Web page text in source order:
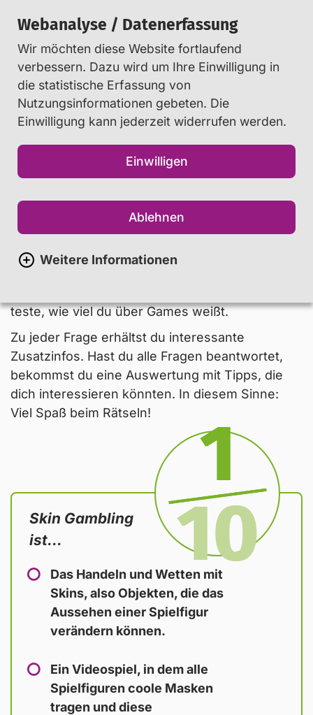
Webanalyse / Datenerfassung
Wir möchten diese Website fortlaufend
verbessern. Dazu wird um Ihre Einwilligung in
die statistische Erfassung von
Nutzungsinformationen gebeten. Die
Einwilligung kann jederzeit widerrufen werden.
Einwilligen
Ablehnen
Weitere Informationen
Startseite Jugendliche ... Videospiel-Quiz
Videospiel-Quiz
Willkommen zum Quiz über
Videospiele
teste, wie viel du über Games weißt.
Zu jeder Frage erhältst du interessante
Zusatzinfos. Hast du alle Fragen beantwortet,
bekommst du eine Auswertung mit Tipps, die
dich interessieren könnten. In diesem Sinne:
Viel Spaß beim Rätseln!
Frage
1
von10
Skin Gambling
ist…
Das Handeln und Wetten mit
Skins, also Objekten, die das
Aussehen einer Spielfigur
verändern können.
Ein Videospiel, in dem alle
Spielfiguren coole Masken
tragen und diese